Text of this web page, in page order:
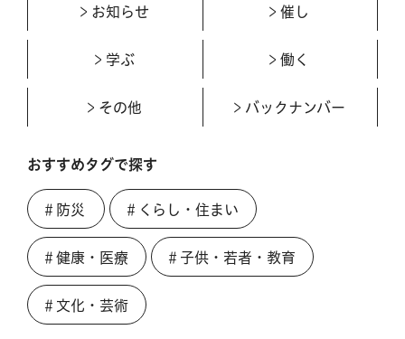
お知らせ 催し
学ぶ 働く
その他 バックナンバー
おすすめタグで探す
＃防災 ＃くらし・住まい
＃健康・医療 ＃子供・若者・教育
＃文化・芸術